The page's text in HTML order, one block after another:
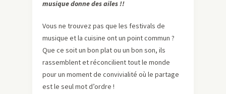
musique donne des ailes !!
Vous ne trouvez pas que les festivals de
musique et la cuisine ont un point commun ?
Que ce soit un bon plat ou un bon son, ils
rassemblent et réconcilient tout le monde
pour un moment de convivialité où le partage
est le seul mot d’ordre !